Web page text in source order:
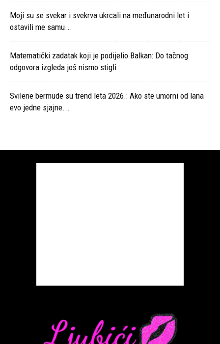
Moji su se svekar i svekrva ukrcali na međunarodni let i
ostavili me samu...
Matematički zadatak koji je podijelio Balkan: Do tačnog
odgovora izgleda još nismo stigli
Svilene bermude su trend leta 2026.: Ako ste umorni od lana
evo jedne sjajne...